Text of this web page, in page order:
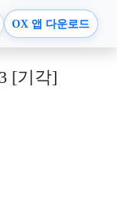
OX 앱 다운로드
[기각]